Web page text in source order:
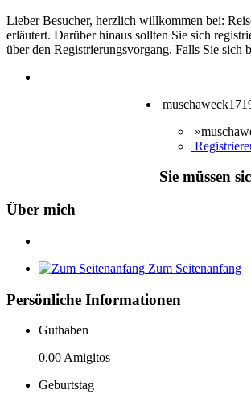
Lieber Besucher, herzlich willkommen bei:
erläutert. Darüber hinaus sollten Sie sich
über den Registrierungsvorgang. Falls Sie sich
Sie müssen
Über mich
Zum Seitenanfang
Persönliche Informationen
Guthaben
0,00 Amigitos
Geburtstag